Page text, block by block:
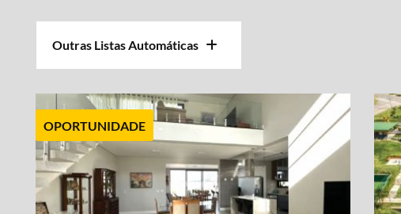
Outras Listas Automáticas
OPORTUNIDADE